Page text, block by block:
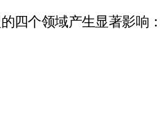
四个领域产生显著影响：